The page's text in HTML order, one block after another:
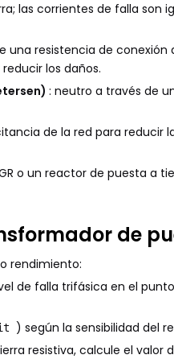
las corrientes de falla son
una resistencia de
los daños.
: neutro a través de
de la red para reducir
o un reactor de puesta a
de
rendimiento:
de falla trifásica en el
) según la sensibilidad del
resistiva, calcule el valor